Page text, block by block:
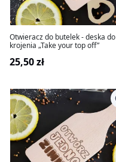
Otwieracz do butelek - deska do
krojenia „Take your top off”
25,50 zł